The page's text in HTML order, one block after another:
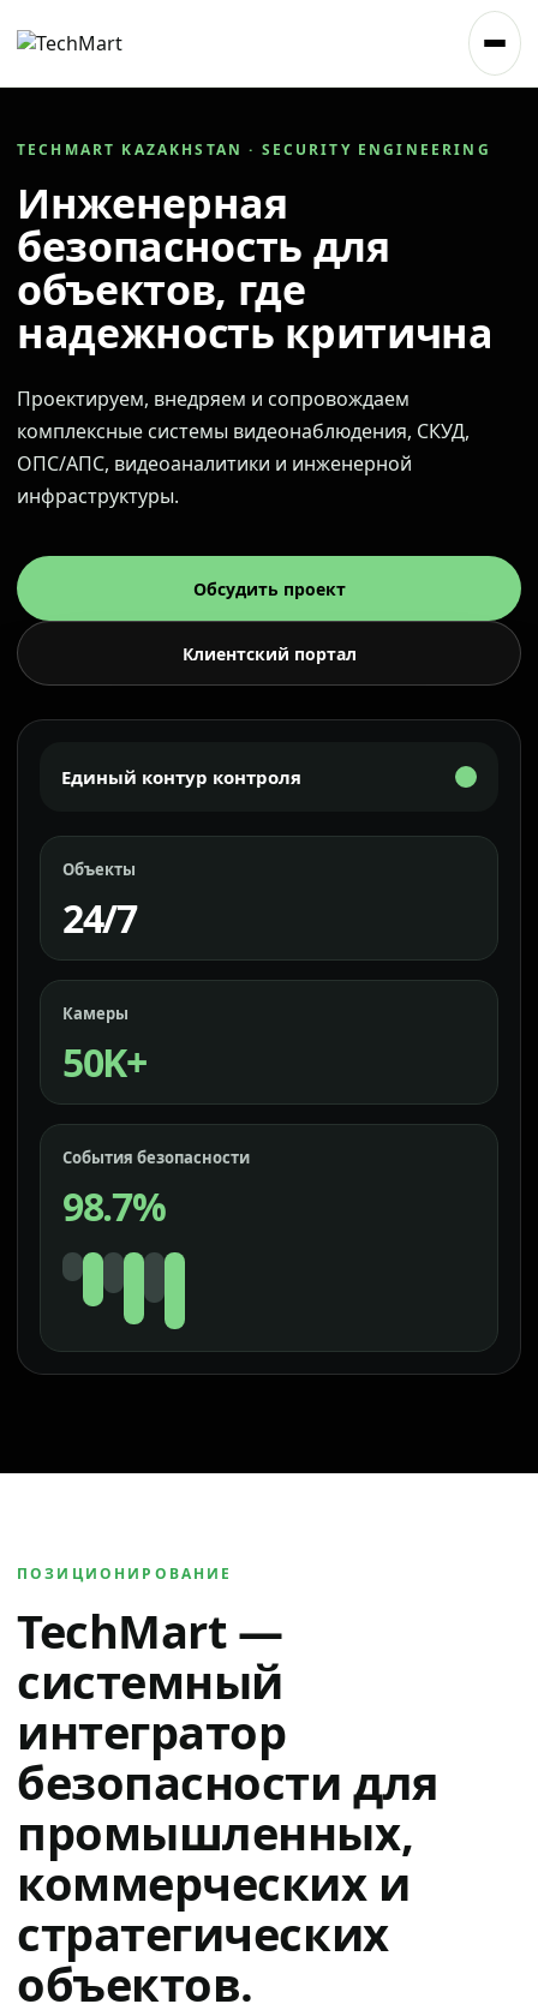
TECHMART KAZAKHSTAN · SECURITY ENGINEERING
Инженерная
безопасность для
объектов, где
надежность критична
Проектируем, внедряем и сопровождаем
комплексные системы видеонаблюдения, СКУД,
ОПС/АПС, видеоаналитики и инженерной
инфраструктуры.
Обсудить проект
Клиентский портал
Единый контур контроля
Объекты
24/7
Камеры
50K+
События безопасности
98.7%
ПОЗИЦИОНИРОВАНИЕ
TechMart —
системный
интегратор
безопасности для
промышленных,
коммерческих и
стратегических
объектов.